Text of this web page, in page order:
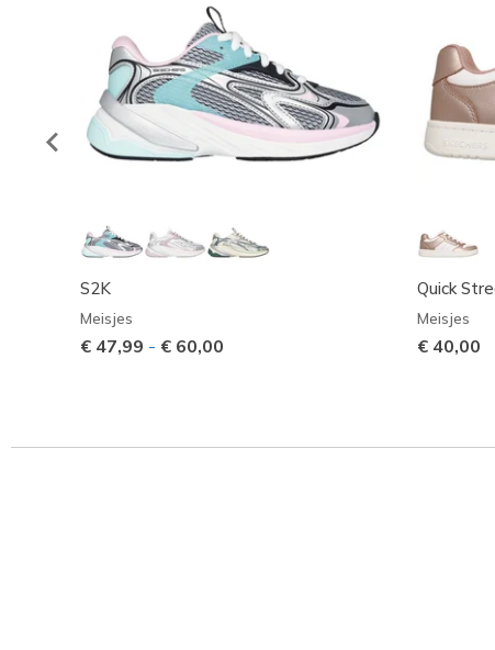
S2K
Meisjes
€ 47,99 - € 60,00
Quick
Meisjes
€ 40,00